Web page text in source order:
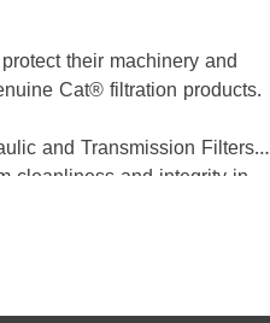
their machinery and
Cat® filtration products.
and Transmission Filters
cleanliness and integrity in
Your first defense
machine performance,